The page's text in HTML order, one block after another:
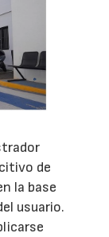
de
la base
usuario.